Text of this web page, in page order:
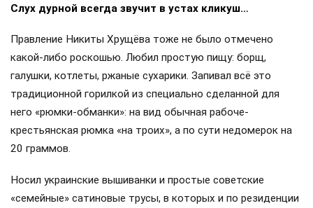
Слух дурной всегда звучит в устах кликуш…
Правление Никиты Хрущёва тоже не было отмечено
какой-либо роскошью. Любил простую пищу: борщ,
галушки, котлеты, ржаные сухарики. Запивал всё это
традиционной горилкой из специально сделанной для
него «рюмки-обманки»: на вид обычная рабоче-
крестьянская рюмка «на троих», а по сути недомерок на
20 граммов.
Носил украинские вышиванки и простые советские
«семейные» сатиновые трусы, в которых и по резиденции